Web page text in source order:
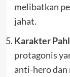
melibatkan
jahat.
Karakter
protagonis
anti-hero dan